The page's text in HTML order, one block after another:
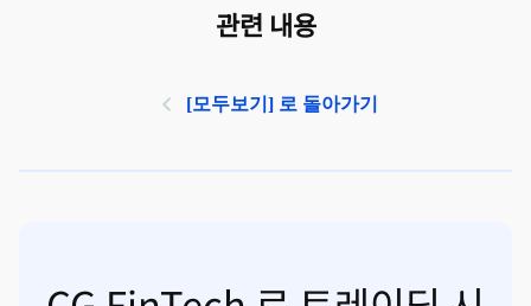
관련 내용
[모두보기] 로 돌아가기